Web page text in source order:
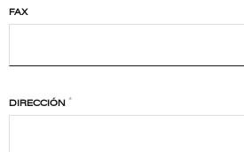
FAX
DIRECCIÓN *